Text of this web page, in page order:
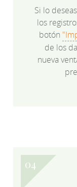
Si lo
los
botón
de los
nueva